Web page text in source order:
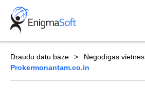
Skip
content
Draudu datu bāze
Negodīgas vietnes
Prokermonantam.co.in